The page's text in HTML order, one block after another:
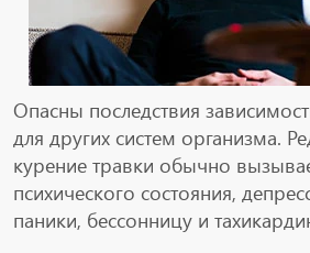
Опасны последствия
для других систем организма.
курение травки обычно
психического состояния,
паники, бессонницу и